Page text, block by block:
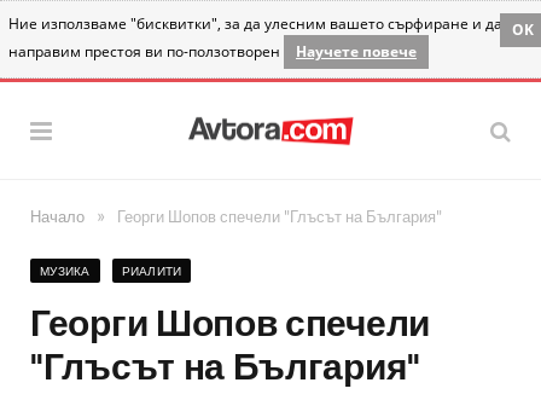
Ние използваме "бисквитки", за да улесним вашето сърфиране и да
направим престоя ви по-ползотворен
Научете повече
OK
Начало » Георги Шопов спечели "Глъсът на България"
МУЗИКА РИАЛИТИ
Георги Шопов спечели
"Глъсът на България"